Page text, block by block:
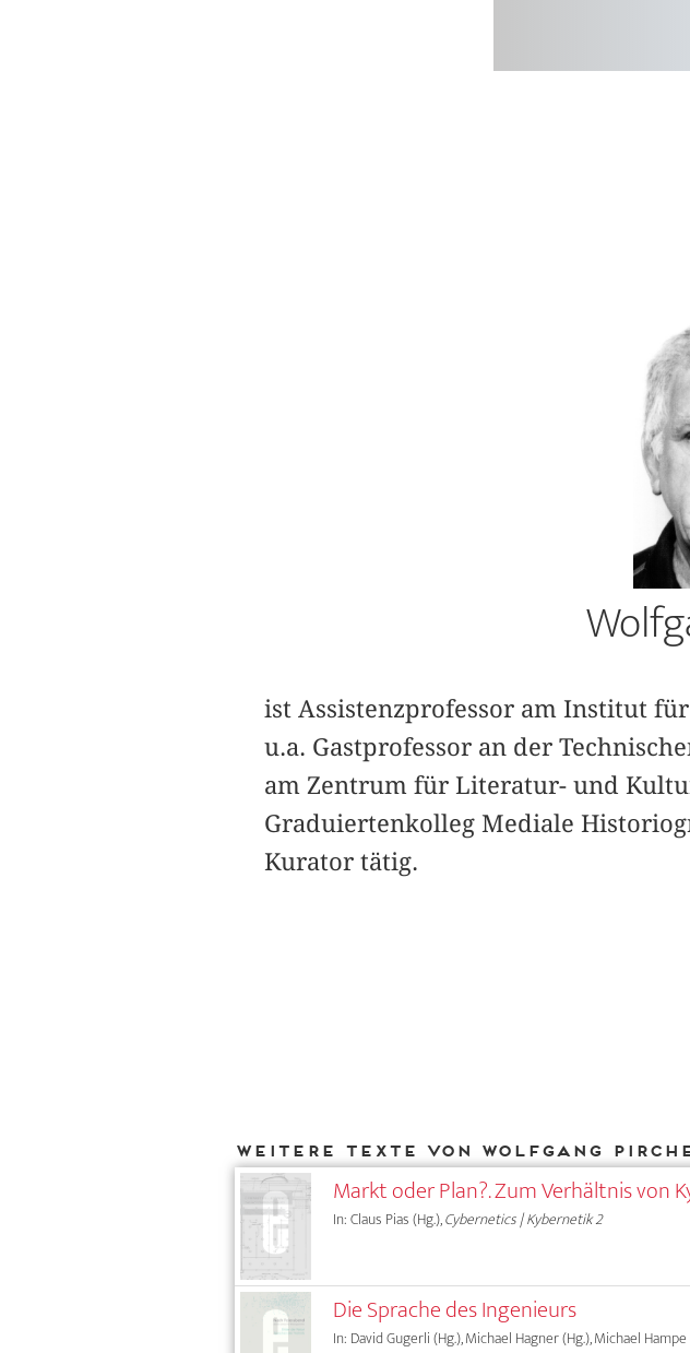
ist Assistenzprofessor am Institut
u.a. Gastprofessor an der
am Zentrum für Literatur- und
Graduiertenkolleg Mediale
Kurator tätig.
Weitere Texte von Wolfgang
Markt oder Plan?. Zum Verhältnis von
In: Claus Pias (Hg.),Cybernetics | Kybernetik 2
Die Sprache des Ingenieurs
In: David Gugerli (Hg.), Michael Hagner (Hg.), Michael